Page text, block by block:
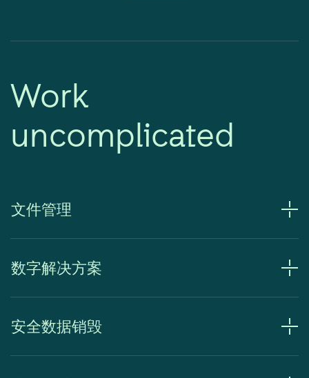
Work
uncomplicated
文件管理
数字解决方案
安全数据销毁